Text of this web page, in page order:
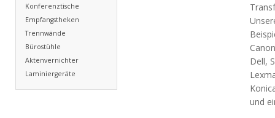
Dell,
und
Konferenztische
Empfangstheken
Trennwände
Bürostühle
Aktenvernichter
Laminiergeräte